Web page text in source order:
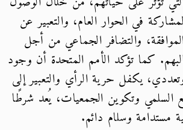
في الحوار العام، والتعبير عن
والتضافر الجماعي من أجل
كما تؤكد الأمم المتحدة أن وجود
يكفل حرية الرأي والتعبير إلى
وتكوين الجمعيات، يُعد شرطًا
مستدامة وسلام دائم.